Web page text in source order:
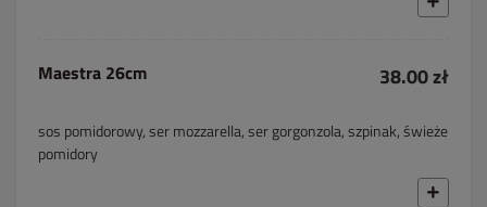
Maestra 26cm 38.00 zł
sos pomidorowy, ser mozzarella, ser gorgonzola, szpinak, świeże
pomidory